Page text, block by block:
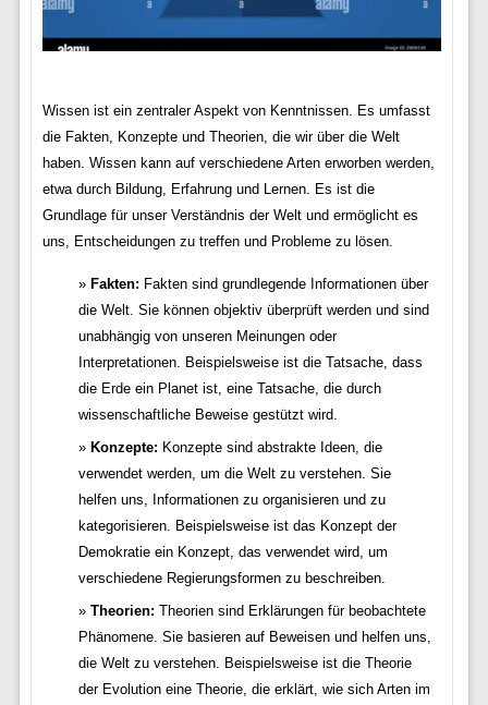
Wissen ist ein zentraler Aspekt von Kenntnissen. Es umfasst
die Fakten, Konzepte und Theorien, die wir über die Welt
haben. Wissen kann auf verschiedene Arten erworben werden,
etwa durch Bildung, Erfahrung und Lernen. Es ist die
Grundlage für unser Verständnis der Welt und ermöglicht es
uns, Entscheidungen zu treffen und Probleme zu lösen.
Fakten: Fakten sind grundlegende Informationen über
die Welt. Sie können objektiv überprüft werden und sind
unabhängig von unseren Meinungen oder
Interpretationen. Beispielsweise ist die Tatsache, dass
die Erde ein Planet ist, eine Tatsache, die durch
wissenschaftliche Beweise gestützt wird.
Konzepte: Konzepte sind abstrakte Ideen, die
verwendet werden, um die Welt zu verstehen. Sie
helfen uns, Informationen zu organisieren und zu
kategorisieren. Beispielsweise ist das Konzept der
Demokratie ein Konzept, das verwendet wird, um
verschiedene Regierungsformen zu beschreiben.
Theorien: Theorien sind Erklärungen für beobachtete
Phänomene. Sie basieren auf Beweisen und helfen uns,
die Welt zu verstehen. Beispielsweise ist die Theorie
der Evolution eine Theorie, die erklärt, wie sich Arten im